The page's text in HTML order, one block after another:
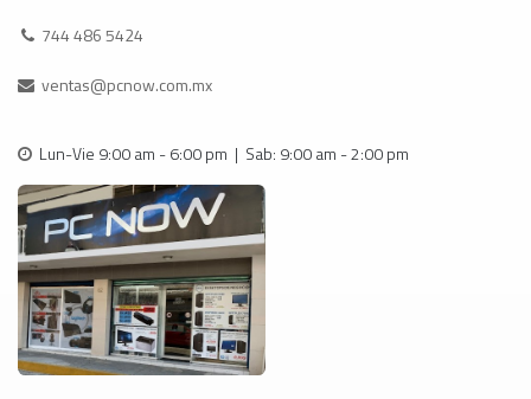
744 486 5424
ventas@pcnow.com.mx
Lun-Vie 9:00 am - 6:00 pm | Sab: 9:00 am - 2:00 pm